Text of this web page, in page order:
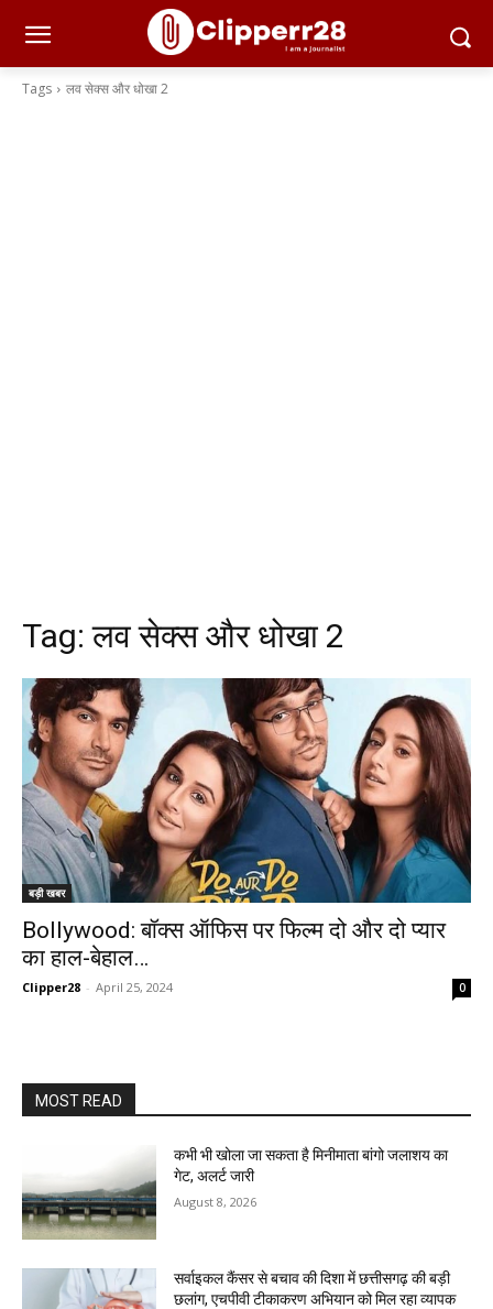
Tags लव सेक्स और धोखा 2
Tag:लव सेक्स और धोखा 2
बड़ी खबर
Bollywood: बॉक्स ऑफिस पर फिल्म दो और दो प्यार
का हाल-बेहाल…
Clipper28 - April 25, 2024 0
MOST READ
कभी भी खोला जा सकता है मिनीमाता बांगो जलाशय का
गेट, अलर्ट जारी
August 8, 2026
सर्वाइकल कैंसर से बचाव की दिशा में छत्तीसगढ़ की बड़ी
छलांग, एचपीवी टीकाकरण अभियान को मिल रहा व्यापक